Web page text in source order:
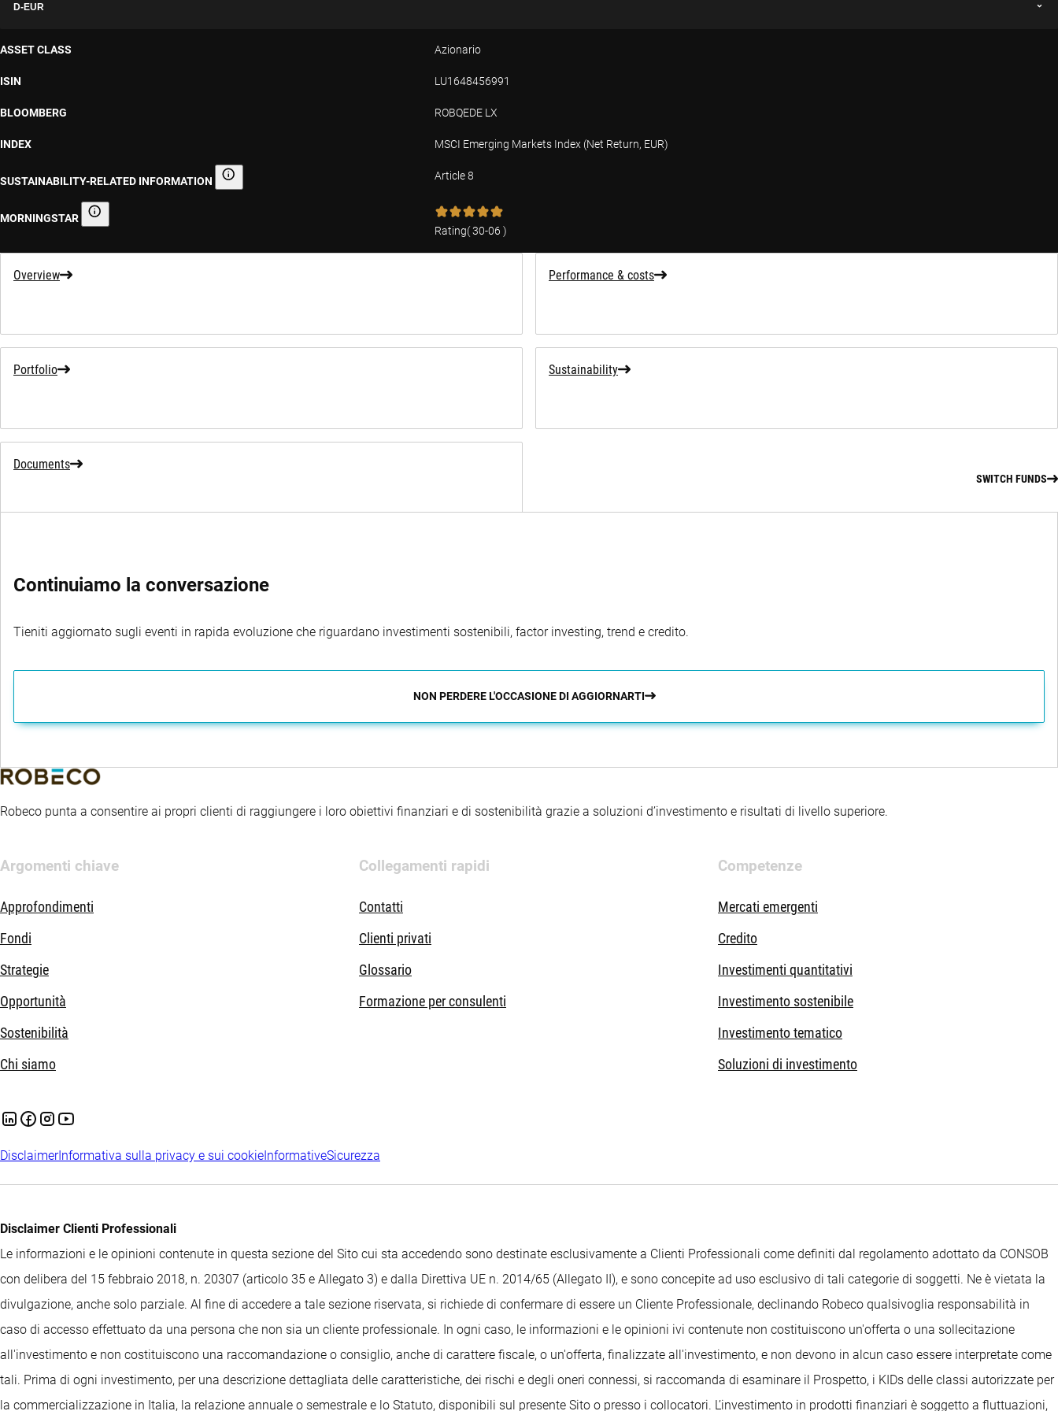
D-EUR
ASSET CLASS Azionario
ISIN LU1648456991
BLOOMBERG ROBQEDE LX
INDEX MSCI Emerging Markets Index (Net Return, EUR)
SUSTAINABILITY-RELATED INFORMATION Sustainability-related information Article 8
MORNINGSTAR Morningstar
Rating(30-06 )
Overview Performance & costs
Portfolio Sustainability
Documents
SWITCH FUNDS
Continuiamo la conversazione
Tieniti aggiornato sugli eventi in rapida evoluzione che riguardano investimenti sostenibili, factor investing, trend e credito.
NON PERDERE L'OCCASIONE DI AGGIORNARTI
Robeco punta a consentire ai propri clienti di raggiungere i loro obiettivi finanziari e di sostenibilità grazie a soluzioni d’investimento e risultati di livello superiore.
Argomenti chiave
Approfondimenti
Fondi
Strategie
Opportunità
Sostenibilità
Chi siamo
Collegamenti rapidi
Contatti
Clienti privati
Glossario
Formazione per consulenti
Competenze
Mercati emergenti
Credito
Investimenti quantitativi
Investimento sostenibile
Investimento tematico
Soluzioni di investimento
DisclaimerInformativa sulla privacy e sui cookie InformativeSicurezza
Disclaimer Clienti Professionali
Le informazioni e le opinioni contenute in questa sezione del Sito cui sta accedendo sono destinate esclusivamente a Clienti Professionali come definiti dal regolamento adottato da CONSOB
con delibera del 15 febbraio 2018, n. 20307 (articolo 35 e Allegato 3) e dalla Direttiva UE n. 2014/65 (Allegato II), e sono concepite ad uso esclusivo di tali categorie di soggetti. Ne è vietata la
divulgazione, anche solo parziale. Al fine di accedere a tale sezione riservata, si richiede di confermare di essere un Cliente Professionale, declinando Robeco qualsivoglia responsabilità in
caso di accesso effettuato da una persona che non sia un cliente professionale. In ogni caso, le informazioni e le opinioni ivi contenute non costituiscono un'offerta o una sollecitazione
all'investimento e non costituiscono una raccomandazione o consiglio, anche di carattere fiscale, o un'offerta, finalizzate all'investimento, e non devono in alcun caso essere interpretate come
tali. Prima di ogni investimento, per una descrizione dettagliata delle caratteristiche, dei rischi e degli oneri connessi, si raccomanda di esaminare il Prospetto, i KIDs delle classi autorizzate per
la commercializzazione in Italia, la relazione annuale o semestrale e lo Statuto, disponibili sul presente Sito o presso i collocatori. L’investimento in prodotti finanziari è soggetto a fluttuazioni,